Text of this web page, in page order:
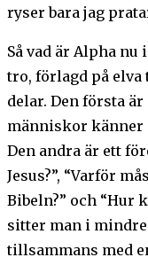
ryser bara jag
Så vad är Alpha
tro, förlagd på elva
delar. Den första
människor känner
Den andra är ett
Jesus?”, “Varför
Bibeln?” och “Hur
sitter man i
tillsammans med